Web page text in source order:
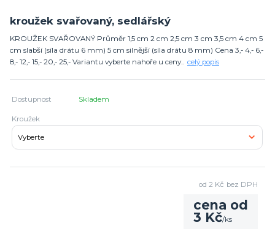
kroužek svařovaný, sedlářský
KROUŽEK SVAŘOVANÝ Průměr 1,5 cm 2 cm 2,5 cm 3 cm 3,5 cm 4 cm 5
cm slabší (síla drátu 6 mm) 5 cm silnější (síla drátu 8 mm) Cena 3,- 4,- 6,-
8,- 12,- 15,- 20,- 25,- Variantu vyberte nahoře u ceny.. celý popis
Dostupnost Skladem
Kroužek
cena od
3 Kč/ks
od 2 Kč bez DPH